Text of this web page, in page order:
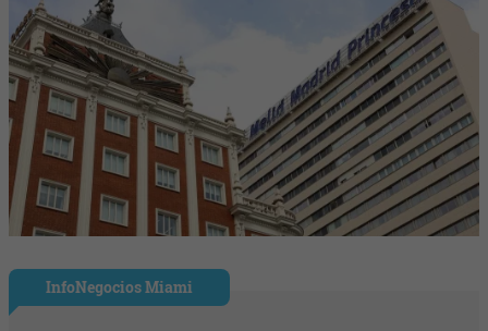
InfoNegocios Miami